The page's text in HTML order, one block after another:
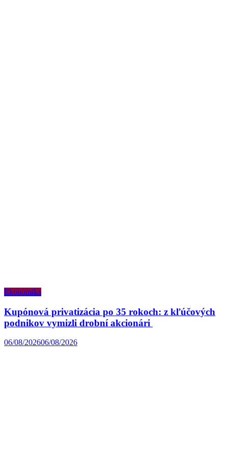
Ekonomika
Kupónová privatizácia po 35 rokoch: z kľúčových
podnikov vymizli drobní akcionári
06/08/202606/08/2026